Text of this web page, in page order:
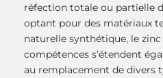
réfection totale ou partielle
optant pour des matériaux
naturelle synthétique, le zinc
compétences s’étendent
au remplacement de divers